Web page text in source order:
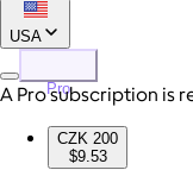
USA
Pro
A Pro subscription is
CZK 200
$9.53